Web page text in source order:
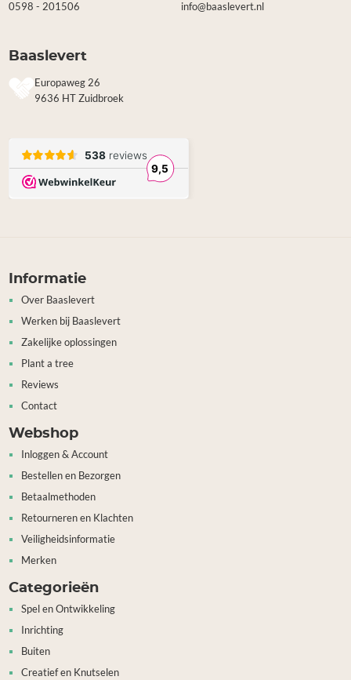
0598 - 201506
info@baaslevert.nl
Baaslevert
Europaweg 26
9636 HT Zuidbroek
Informatie
Over Baaslevert
Werken bij Baaslevert
Zakelijke oplossingen
Plant a tree
Reviews
Contact
Webshop
Inloggen & Account
Bestellen en Bezorgen
Betaalmethoden
Retourneren en Klachten
Veiligheidsinformatie
Merken
Categorieën
Spel en Ontwikkeling
Inrichting
Buiten
Creatief en Knutselen